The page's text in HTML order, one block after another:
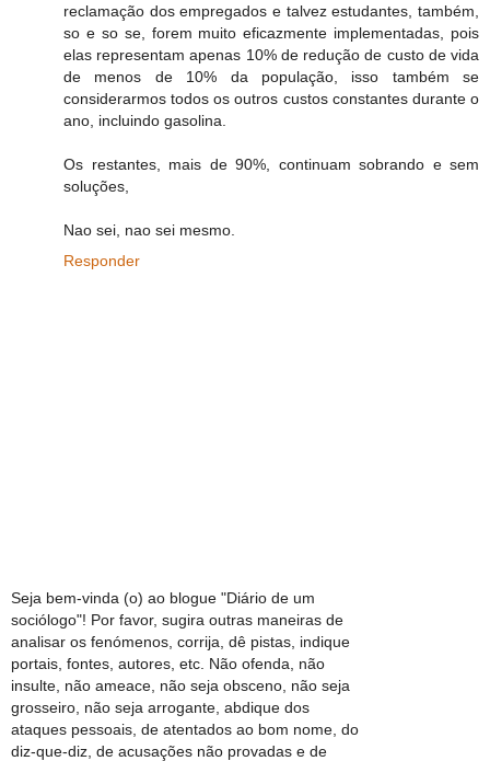
reclamação dos empregados e talvez estudantes, também,
so e so se, forem muito eficazmente implementadas, pois
elas representam apenas 10% de redução de custo de vida
de menos de 10% da população, isso também se
considerarmos todos os outros custos constantes durante o
ano, incluindo gasolina.
Os restantes, mais de 90%, continuam sobrando e sem
soluções,
Nao sei, nao sei mesmo.
Responder
Seja bem-vinda (o) ao blogue "Diário de um
sociólogo"! Por favor, sugira outras maneiras de
analisar os fenómenos, corrija, dê pistas, indique
portais, fontes, autores, etc. Não ofenda, não
insulte, não ameace, não seja obsceno, não seja
grosseiro, não seja arrogante, abdique dos
ataques pessoais, de atentados ao bom nome, do
diz-que-diz, de acusações não provadas e de